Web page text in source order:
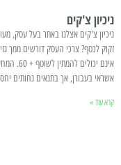
ניכיון צ'קים
ניכיון צ'קים אצלנו באתר בעל עסק,
זקוק לכסף? צרכי העסק דורשים ממך
אינם
אשראי בעבורן, אך בתנאים נחותים
קרא עוד »